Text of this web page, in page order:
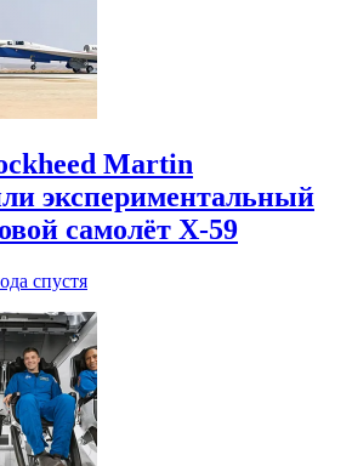
Martin
экспериментальный
самолёт X-59
спустя